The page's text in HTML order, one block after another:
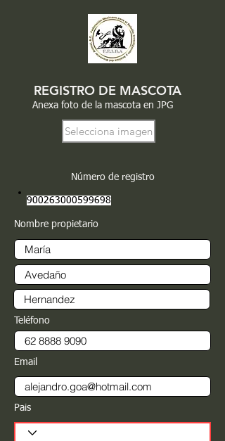
REGISTRO DE MASCOTA
Anexa foto de la mascota en JPG
Selecciona imagen
Número de registro
900263000599698
Nombre propietario
Teléfono
Email
Pais